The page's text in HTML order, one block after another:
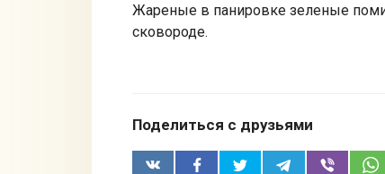
Жареные в панировке зеленые
сковороде.
Поделиться с друзьями